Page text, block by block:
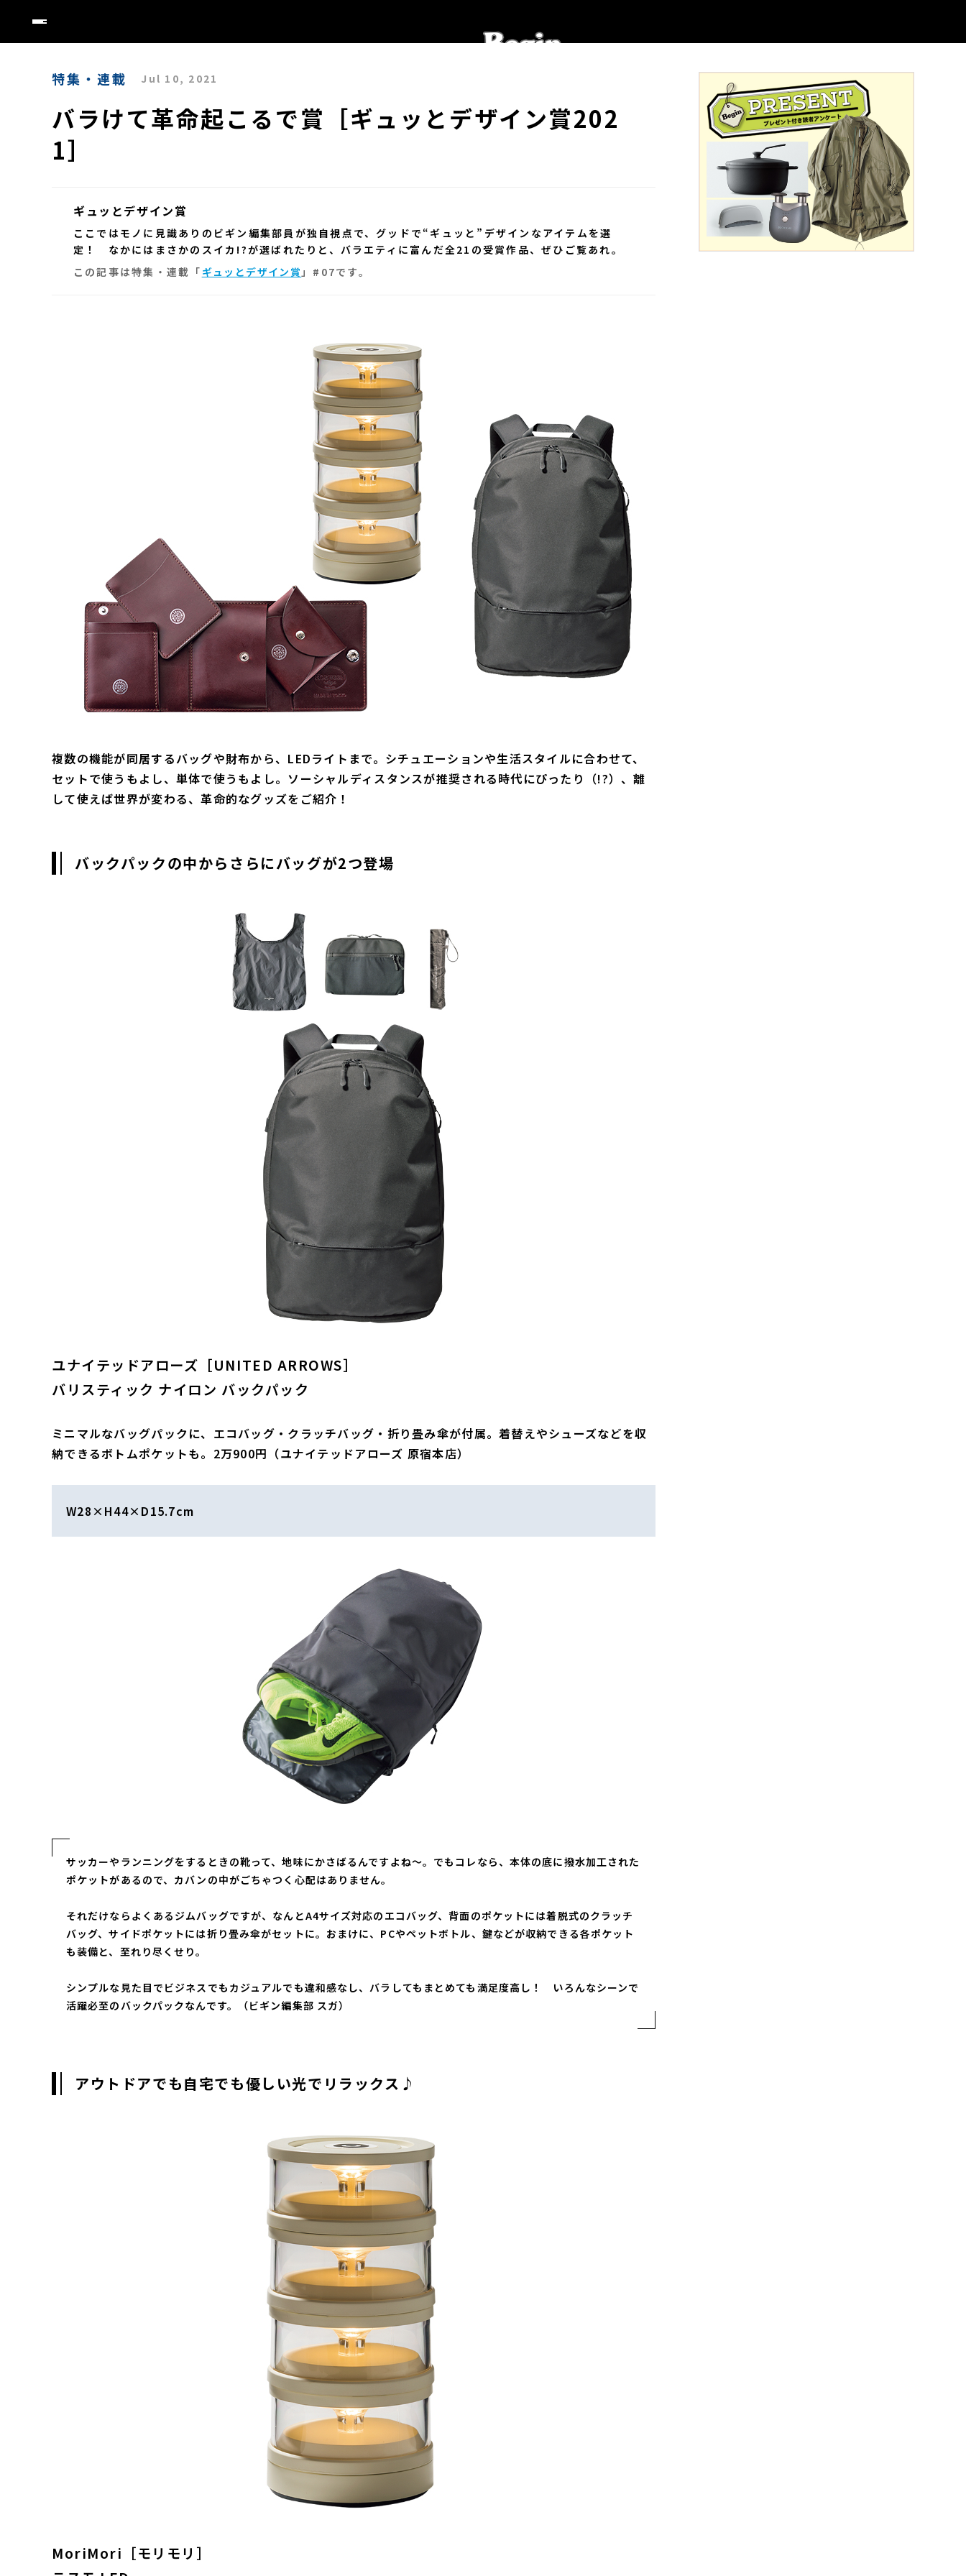
特集・連載 Jul 10, 2021
バラけて革命起こるで賞［ギュッとデザイン賞202
1］
ギュッとデザイン賞
ここではモノに見識ありのビギン編集部員が独自視点で、グッドで“ギュッと”デザインなアイテムを選
定！ なかにはまさかのスイカ!?が選ばれたりと、バラエティに富んだ全21の受賞作品、ぜひご覧あれ。
この記事は特集・連載「 ギュッとデザイン賞」#07です。
複数の機能が同居するバッグや財布から、LEDライトまで。シチュエーションや生活スタイルに合わせて、
セットで使うもよし、単体で使うもよし。ソーシャルディスタンスが推奨される時代にぴったり（!?）、離
して使えば世界が変わる、革命的なグッズをご紹介！
バックパックの中からさらにバッグが2つ登場
ユナイテッドアローズ［UNITED ARROWS］
バリスティック ナイロン バックパック
ミニマルなバッグパックに、エコバッグ・クラッチバッグ・折り畳み傘が付属。着替えやシューズなどを収
納できるボトムポケットも。2万900円（ユナイテッドアローズ 原宿本店）
W28×H44×D15.7cm
サッカーやランニングをするときの靴って、地味にかさばるんですよね～。でもコレなら、本体の底に撥水加工された
ポケットがあるので、カバンの中がごちゃつく心配はありません。
それだけならよくあるジムバッグですが、なんとA4サイズ対応のエコバッグ、背面のポケットには着脱式のクラッチ
バッグ、サイドポケットには折り畳み傘がセットに。おまけに、PCやペットボトル、鍵などが収納できる各ポケット
も装備と、至れり尽くせり。
シンプルな見た目でビジネスでもカジュアルでも違和感なし、バラしてもまとめても満足度高し！ いろんなシーンで
活躍必至のバックパックなんです。（ビギン編集部 スガ）
アウトドアでも自宅でも優しい光でリラックス♪
MoriMori［モリモリ］